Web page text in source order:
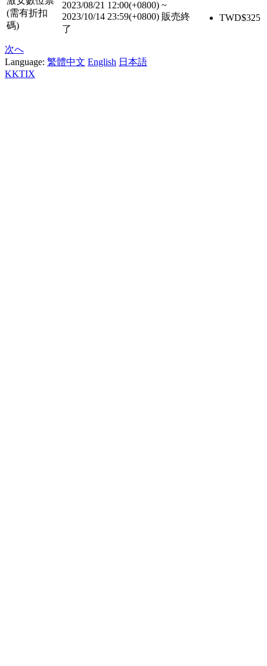
(需有折扣
碼)
2023/08/21 12:00(+0800) ~
2023/10/14 23:59(+0800) 販売終
了
TWD$325
次へ
Language: 繁體中文 English 日本語
KKTIX